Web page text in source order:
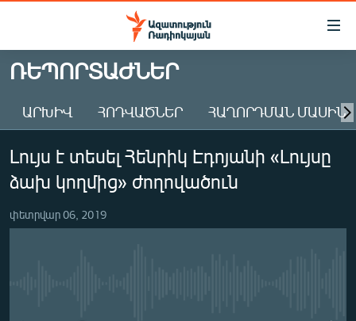
Մատչելիության
Անցնել
հիմնական
Անցնել
հիմնական
մենյուին
Որոնում
ԱԶԱՏՈՒԹՅՈՒՆ TV
ՀԱՅԱՍՏԱՆ
ԸՆՏՐՈՒԹՅՈՒՆՆԵՐ 2026
ԻՐԱՎՈՒՆՔ
ՀԱՍԱՐԱԿՈՒԹՅՈՒՆ
ՌԵՊՈՐՏԱԺՆԵՐ
ԱՐԽԻՎ ՀՈԴՎԱԾՆԵՐ ՀԱՂՈՐԴՄԱՆ ՄԱՍԻՆ
Լույս է տեսել Հենրիկ Էդոյանի «Լույսը
ձախ կողմից» ժողովածուն
փետրվար 06, 2019